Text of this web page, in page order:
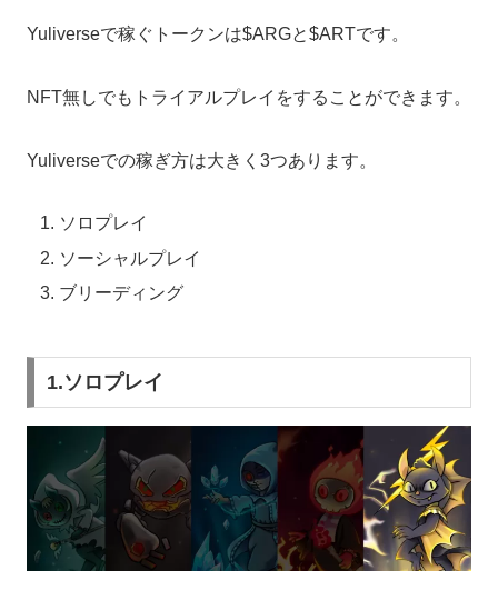
Yuliverseで稼ぐトークンは$ARGと$ARTです。
NFT無しでもトライアルプレイをすることができます。
Yuliverseでの稼ぎ方は大きく3つあります。
ソロプレイ
ソーシャルプレイ
ブリーディング
1.ソロプレイ